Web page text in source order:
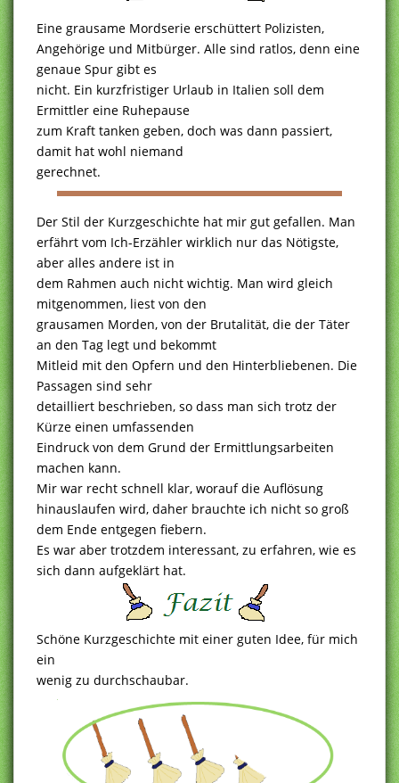
Eine grausame Mordserie erschüttert Polizisten,
Angehörige und Mitbürger. Alle sind ratlos, denn eine
genaue Spur gibt es
nicht. Ein kurzfristiger Urlaub in Italien soll dem
Ermittler eine Ruhepause
zum Kraft tanken geben, doch was dann passiert,
damit hat wohl niemand
gerechnet.
Der Stil der Kurzgeschichte hat mir gut gefallen. Man
erfährt vom Ich-Erzähler wirklich nur das Nötigste,
aber alles andere ist in
dem Rahmen auch nicht wichtig. Man wird gleich
mitgenommen, liest von den
grausamen Morden, von der Brutalität, die der Täter
an den Tag legt und bekommt
Mitleid mit den Opfern und den Hinterbliebenen. Die
Passagen sind sehr
detailliert beschrieben, so dass man sich trotz der
Kürze einen umfassenden
Eindruck von dem Grund der Ermittlungsarbeiten
machen kann.
Mir war recht schnell klar, worauf die Auflösung
hinauslaufen wird, daher brauchte ich nicht so groß
dem Ende entgegen fiebern.
Es war aber trotzdem interessant, zu erfahren, wie es
sich dann aufgeklärt hat.
Schöne Kurzgeschichte mit einer guten Idee, für mich
ein
wenig zu durchschaubar.